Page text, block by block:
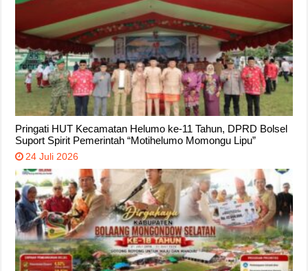
Pringati HUT Kecamatan Helumo ke-11 Tahun, DPRD Bolsel
Suport Spirit Pemerintah “Motihelumo Momongu Lipu”
24 Juli 2026